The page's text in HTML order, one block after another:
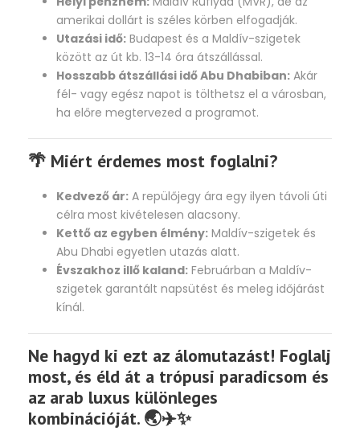
amerikai dollárt is széles körben elfogadják.
Utazási idő: Budapest és a Maldív-szigetek
között az út kb. 13-14 óra átszállással.
Hosszabb átszállási idő Abu Dhabiban: Akár
fél- vagy egész napot is tölthetsz el a városban,
ha előre megtervezed a programot.
🌴 Miért érdemes most foglalni?
Kedvező ár: A repülőjegy ára egy ilyen távoli úti
célra most kivételesen alacsony.
Kettő az egyben élmény: Maldív-szigetek és
Abu Dhabi egyetlen utazás alatt.
Évszakhoz illő kaland: Februárban a Maldív-
szigetek garantált napsütést és meleg időjárást
kínál.
Ne hagyd ki ezt az álomutazást! Foglalj
most, és éld át a trópusi paradicsom és
az arab luxus különleges
kombinációját. 🌏✈️✨